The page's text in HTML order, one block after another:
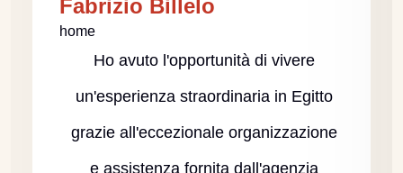
Fabrizio Billelo
home
Ho avuto l'opportunità di vivere
un'esperienza straordinaria in Egitto
grazie all'eccezionale organizzazione
e assistenza fornita dall'agenzia